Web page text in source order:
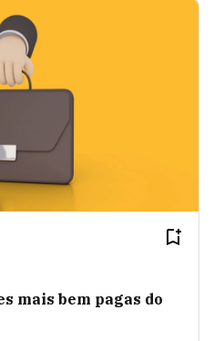
mais bem pagas do